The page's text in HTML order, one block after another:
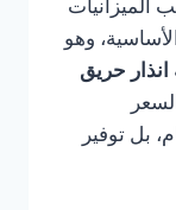
الميزانيات
وهو
حريق
بل توفير